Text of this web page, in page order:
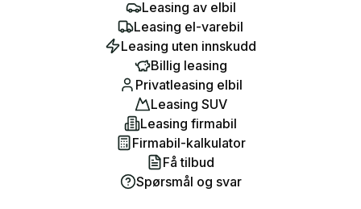
Leasing av elbil
Leasing el-varebil
Leasing uten innskudd
Billig leasing
Privatleasing elbil
Leasing SUV
Leasing firmabil
Firmabil-kalkulator
Få tilbud
Spørsmål og svar